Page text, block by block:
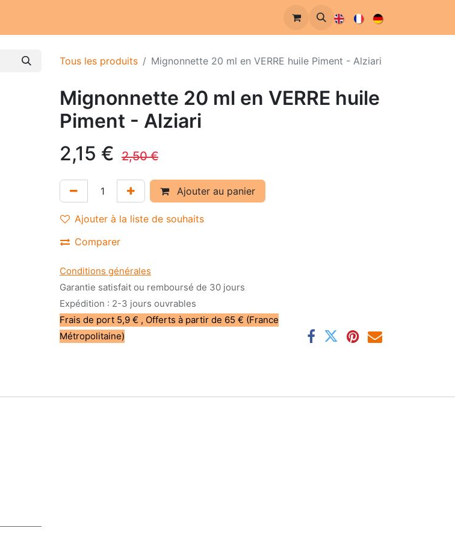
Tous les produits Mignonnette 20 ml en VERRE huile Piment - Alziari
Mignonnette 20 ml en VERRE huile
Piment - Alziari
2,15 € 2,50€
Ajouter au panier
Ajouter à la liste de souhaits
Comparer
Conditions générales
Garantie satisfait ou remboursé de 30 jours
Expédition : 2-3 jours ouvrables
Frais de port 5,9 € , Offerts à partir de 65 € (France
Métropolitaine)